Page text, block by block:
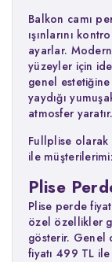
Balkon camı
ışınlarını
ayarlar.
yüzeyler için
genel
yaydığı
atmosfer yaratır.
Fullplise
ile
Plise
Plise perde
özel özellikler
gösterir. Genel
fiyatı 499 TL